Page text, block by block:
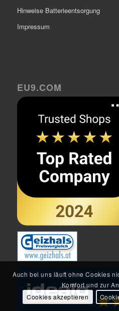
Hinweise Batterieentsorgung
Impressum
EU9.COM
Auch bei uns läuft ohne Cookies
Komfort und zur
Cookies akzeptieren